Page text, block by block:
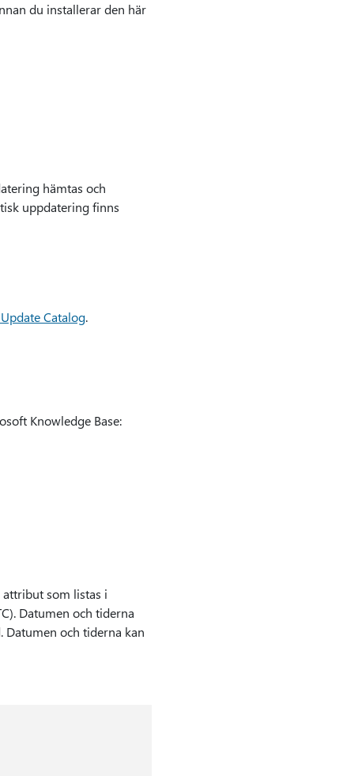
du installerar den här
hämtas och
uppdatering finns
Catalog.
Knowledge Base:
som listas i
Datumen och tiderna
och tiderna kan